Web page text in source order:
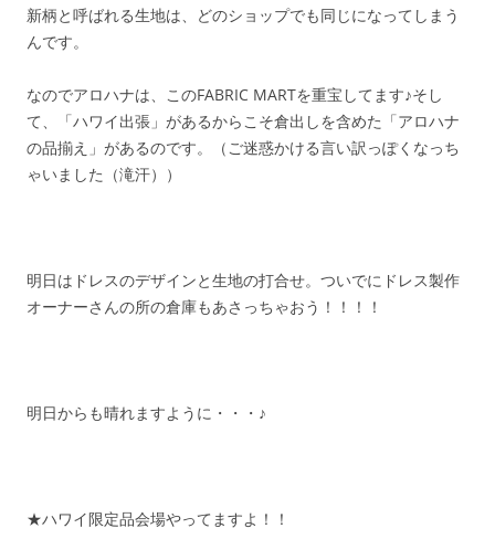
新柄と呼ばれる生地は、どのショップでも同じになってしまう
んです。
なのでアロハナは、このFABRIC MARTを重宝してます♪そし
て、「ハワイ出張」があるからこそ倉出しを含めた「アロハナ
の品揃え」があるのです。（ご迷惑かける言い訳っぽくなっち
ゃいました（滝汗））
明日はドレスのデザインと生地の打合せ。ついでにドレス製作
オーナーさんの所の倉庫もあさっちゃおう！！！！
明日からも晴れますように・・・♪
★ハワイ限定品会場やってますよ！！